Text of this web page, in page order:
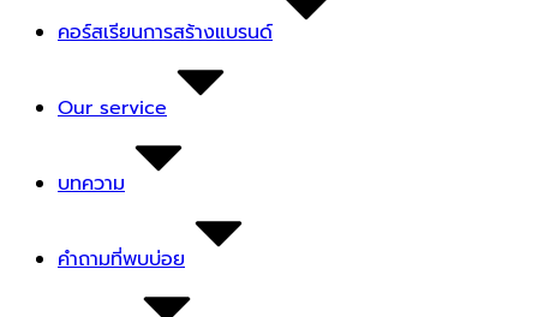
คอร์สเรียนการสร้างแบรนด์
Our service
บทความ
คำถามที่พบบ่อย